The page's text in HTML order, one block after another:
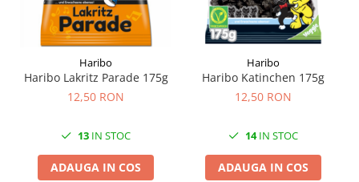
Haribo
Haribo Lakritz Parade 175g
12,50 RON
13 IN STOC
ADAUGA IN COS
Haribo
Haribo Katinchen 175g
12,50 RON
14IN STOC
ADAUGA IN COS